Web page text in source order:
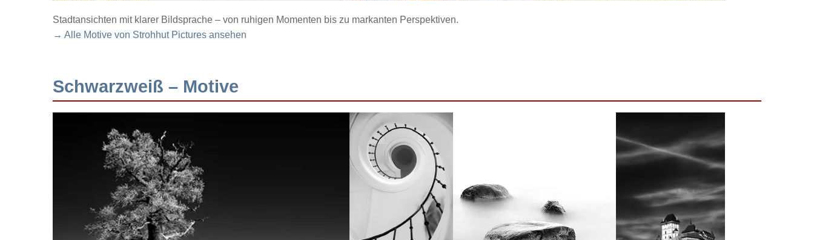
Stadtansichten mit klarer Bildsprache – von ruhigen Momenten bis zu markanten Perspektiven.
→ Alle Motive von Strohhut Pictures ansehen
Schwarzweiß – Motive